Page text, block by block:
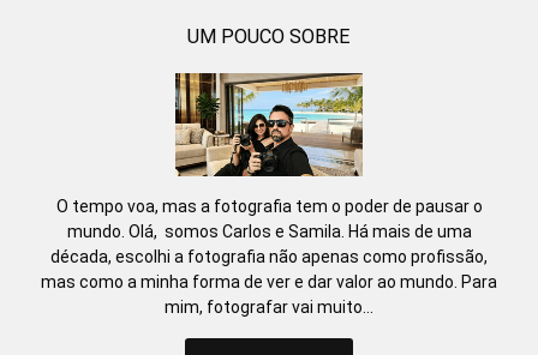
UM POUCO SOBRE
O tempo voa, mas a fotografia tem o poder de pausar o
mundo. Olá, somos Carlos e Samila. Há mais de uma
década, escolhi a fotografia não apenas como profissão,
mas como a minha forma de ver e dar valor ao mundo. Para
mim, fotografar vai muito...